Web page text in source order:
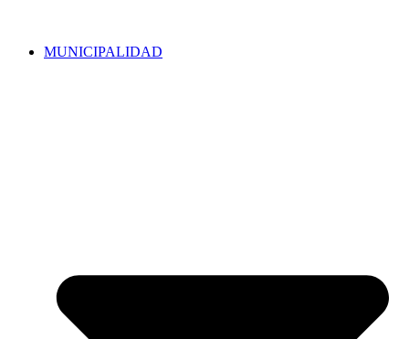
MUNICIPALIDAD